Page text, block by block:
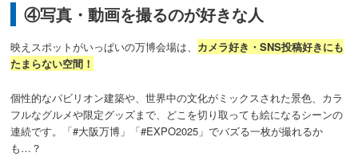
④写真・動画を撮るのが好きな人
映えスポットがいっぱいの万博会場は、 カメラ好き・SNS投稿好きにも
たまらない空間！
個性的なパビリオン建築や、世界中の文化がミックスされた景色、カラ
フルなグルメや限定グッズまで、どこを切り取っても絵になるシーンの
連続です。「#大阪万博」「#EXPO2025」でバズる一枚が撮れるか
も…？